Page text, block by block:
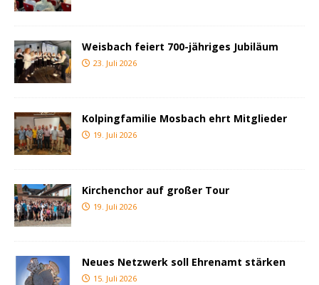
Weisbach feiert 700-jähriges Jubiläum
23. Juli 2026
Kolpingfamilie Mosbach ehrt Mitglieder
19. Juli 2026
Kirchenchor auf großer Tour
19. Juli 2026
Neues Netzwerk soll Ehrenamt stärken
15. Juli 2026